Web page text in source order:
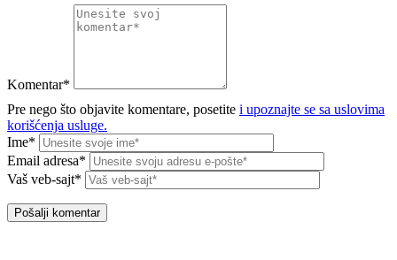
Komentar*
Pre nego što objavite komentare, posetite i upoznajte se sa uslovima
korišćenja usluge.
Ime*
Email adresa*
Vaš veb-sajt*